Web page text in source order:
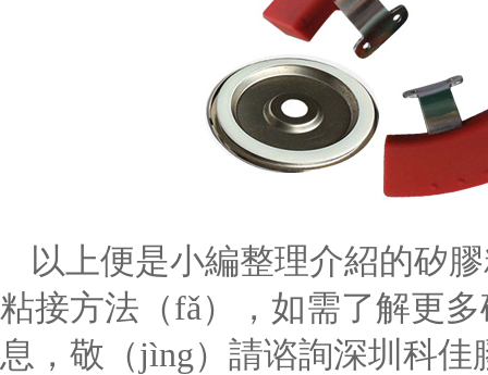
以上便是小編整理介紹的矽
粘接方法（fǎ），如需了解更
息，敬（jìng）請谘詢深圳科佳